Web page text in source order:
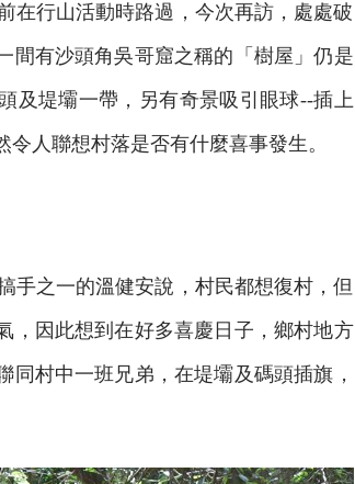
行山活動時路過，今次再訪，處處破
間有沙頭角吳哥窟之稱的「樹屋」仍是
及堤壩一帶，另有奇景吸引眼球--插上
人聯想村落是否有什麼喜事發生。
之一的溫健安說，村民都想復村，但
，因此想到在好多喜慶日子，鄉村地方
同村中一班兄弟，在堤壩及碼頭插旗，